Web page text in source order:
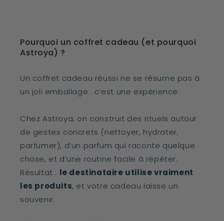
Pourquoi un coffret cadeau (et pourquoi
Astroya) ?
Un coffret cadeau réussi ne se résume pas à
un joli emballage : c’est une expérience.
Chez Astroya, on construit des rituels autour
de gestes concrets (nettoyer, hydrater,
parfumer), d’un parfum qui raconte quelque
chose, et d’une routine facile à répéter.
Résultat : le destinataire utilise vraiment
les produits, et votre cadeau laisse un
souvenir.